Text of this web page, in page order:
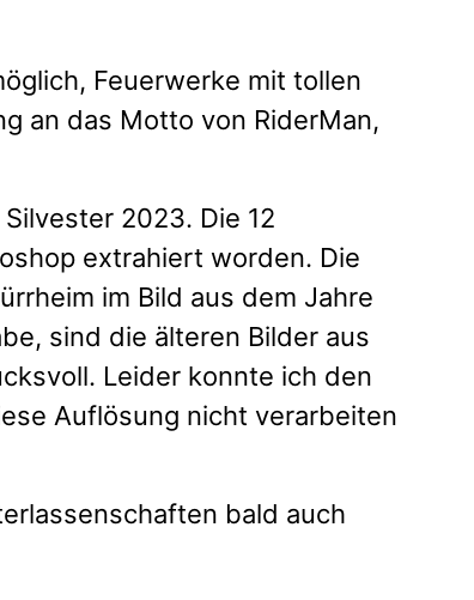
Feuerwerke mit tollen
an das Motto von RiderMan,
2023. Die 12
extrahiert worden. Die
im Bild aus dem Jahre
sind die älteren Bilder aus
Leider konnte ich den
Auflösung nicht verarbeiten
bald auch